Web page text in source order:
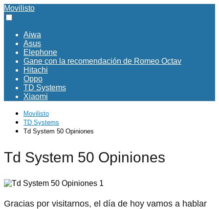
Movilisto
Aiwa
Asus
Elephone
Gane con la recomendación de Romeo Octav
Hitachi
Oppo
TD Systems
Xiaomi
Movilisto
TD Systems
Td System 50 Opiniones
Td System 50 Opiniones
Gracias por visitarnos, el día de hoy vamos a hablar